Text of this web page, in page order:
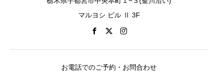
マルヨシ ビル Ⅱ 3F
お電話でのご予約・お問合わせ